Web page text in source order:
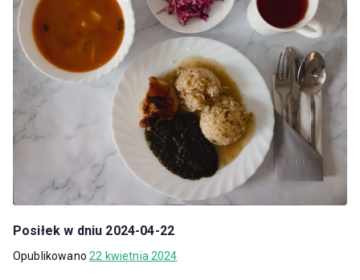
Posiłek w dniu 2024-04-22
Opublikowano22 kwietnia 2024